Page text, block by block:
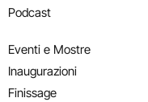
Podcast
Eventi e Mostre
Inaugurazioni
Finissage